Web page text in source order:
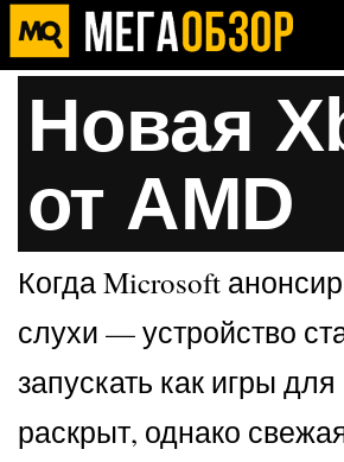
Новая
от AMD
Когда Microsoft
слухи — устройство
запускать как игры
раскрыт, однако